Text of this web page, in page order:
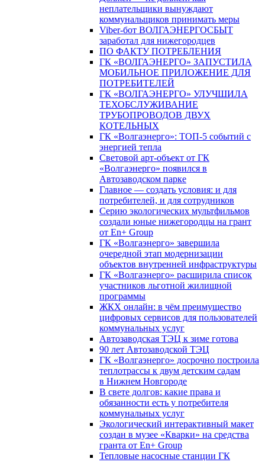
неплательщики вынуждают
коммунальщиков принимать меры
Viber-бот ВОЛГАЭНЕРГОСБЫТ
заработал для нижегородцев
ПО ФАКТУ ПОТРЕБЛЕНИЯ
ГК «ВОЛГАЭНЕРГО» ЗАПУСТИЛА
МОБИЛЬНОЕ ПРИЛОЖЕНИЕ ДЛЯ
ПОТРЕБИТЕЛЕЙ
ГК «ВОЛГАЭНЕРГО» УЛУЧШИЛА
ТЕХОБСЛУЖИВАНИЕ
ТРУБОПРОВОДОВ ДВУХ
КОТЕЛЬНЫХ
ГК «Волгаэнерго»: ТОП-5 событий с
энергией тепла
Световой арт-объект от ГК
«Волгаэнерго» появился в
Автозаводском парке
Главное — создать условия: и для
потребителей, и для сотрудников
Серию экологических мультфильмов
создали юные нижегородцы на грант
от En+ Group
ГК «Волгаэнерго» завершила
очередной этап модернизации
объектов внутренней инфраструктуры
ГК «Волгаэнерго» расширила список
участников льготной жилищной
программы
ЖКХ онлайн: в чём преимущество
цифровых сервисов для пользователей
коммунальных услуг
Автозаводская ТЭЦ к зиме готова
90 лет Автозаводской ТЭЦ
ГК «Волгаэнерго» досрочно построила
теплотрассы к двум детским садам
в Нижнем Новгороде
В свете долгов: какие права и
обязанности есть у потребителя
коммунальных услуг
Экологический интерактивный макет
создан в музее «Кварки» на средства
гранта от En+ Group
Тепловые насосные станции ГК